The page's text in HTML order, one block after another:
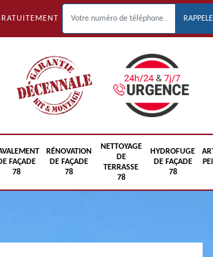
FAÇADE
78
RÉNOVATION
DE FAÇADE
78
NETTOYAGE
DE
TERRASSE
78
HYDROFUGE
DE FAÇADE
78